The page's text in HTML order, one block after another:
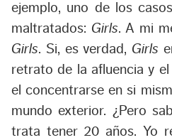
ejemplo, uno de los
maltratados: Girls. A mi
Girls. Si, es verdad, Girls
retrato de la afluencia y
el concentrarse en si
mundo exterior. ¿Pero
trata tener 20 años. Yo